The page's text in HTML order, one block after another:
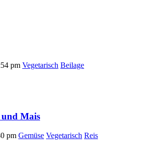
pm Vegetarisch Beilage
Mais
pm Gemüse Vegetarisch Reis